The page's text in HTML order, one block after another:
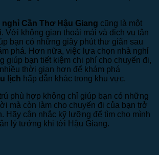
nghỉ Cần Thơ Hậu Giang cũng là một
Với không gian thoải mái và dịch vụ tận
bạn có những giây phút thư giãn sau
phá. Hơn nữa, việc lựa chọn nhà nghỉ
giúp bạn tiết kiệm chi phí cho chuyến đi,
thời gian hơn để khám phá
lịch hấp dẫn khác trong khu vực.
phù hợp không chỉ giúp bạn có những
mà còn làm cho chuyến đi của bạn trở
Hãy cân nhắc kỹ lưỡng để tìm cho mình
lý tưởng khi tới Hậu Giang.